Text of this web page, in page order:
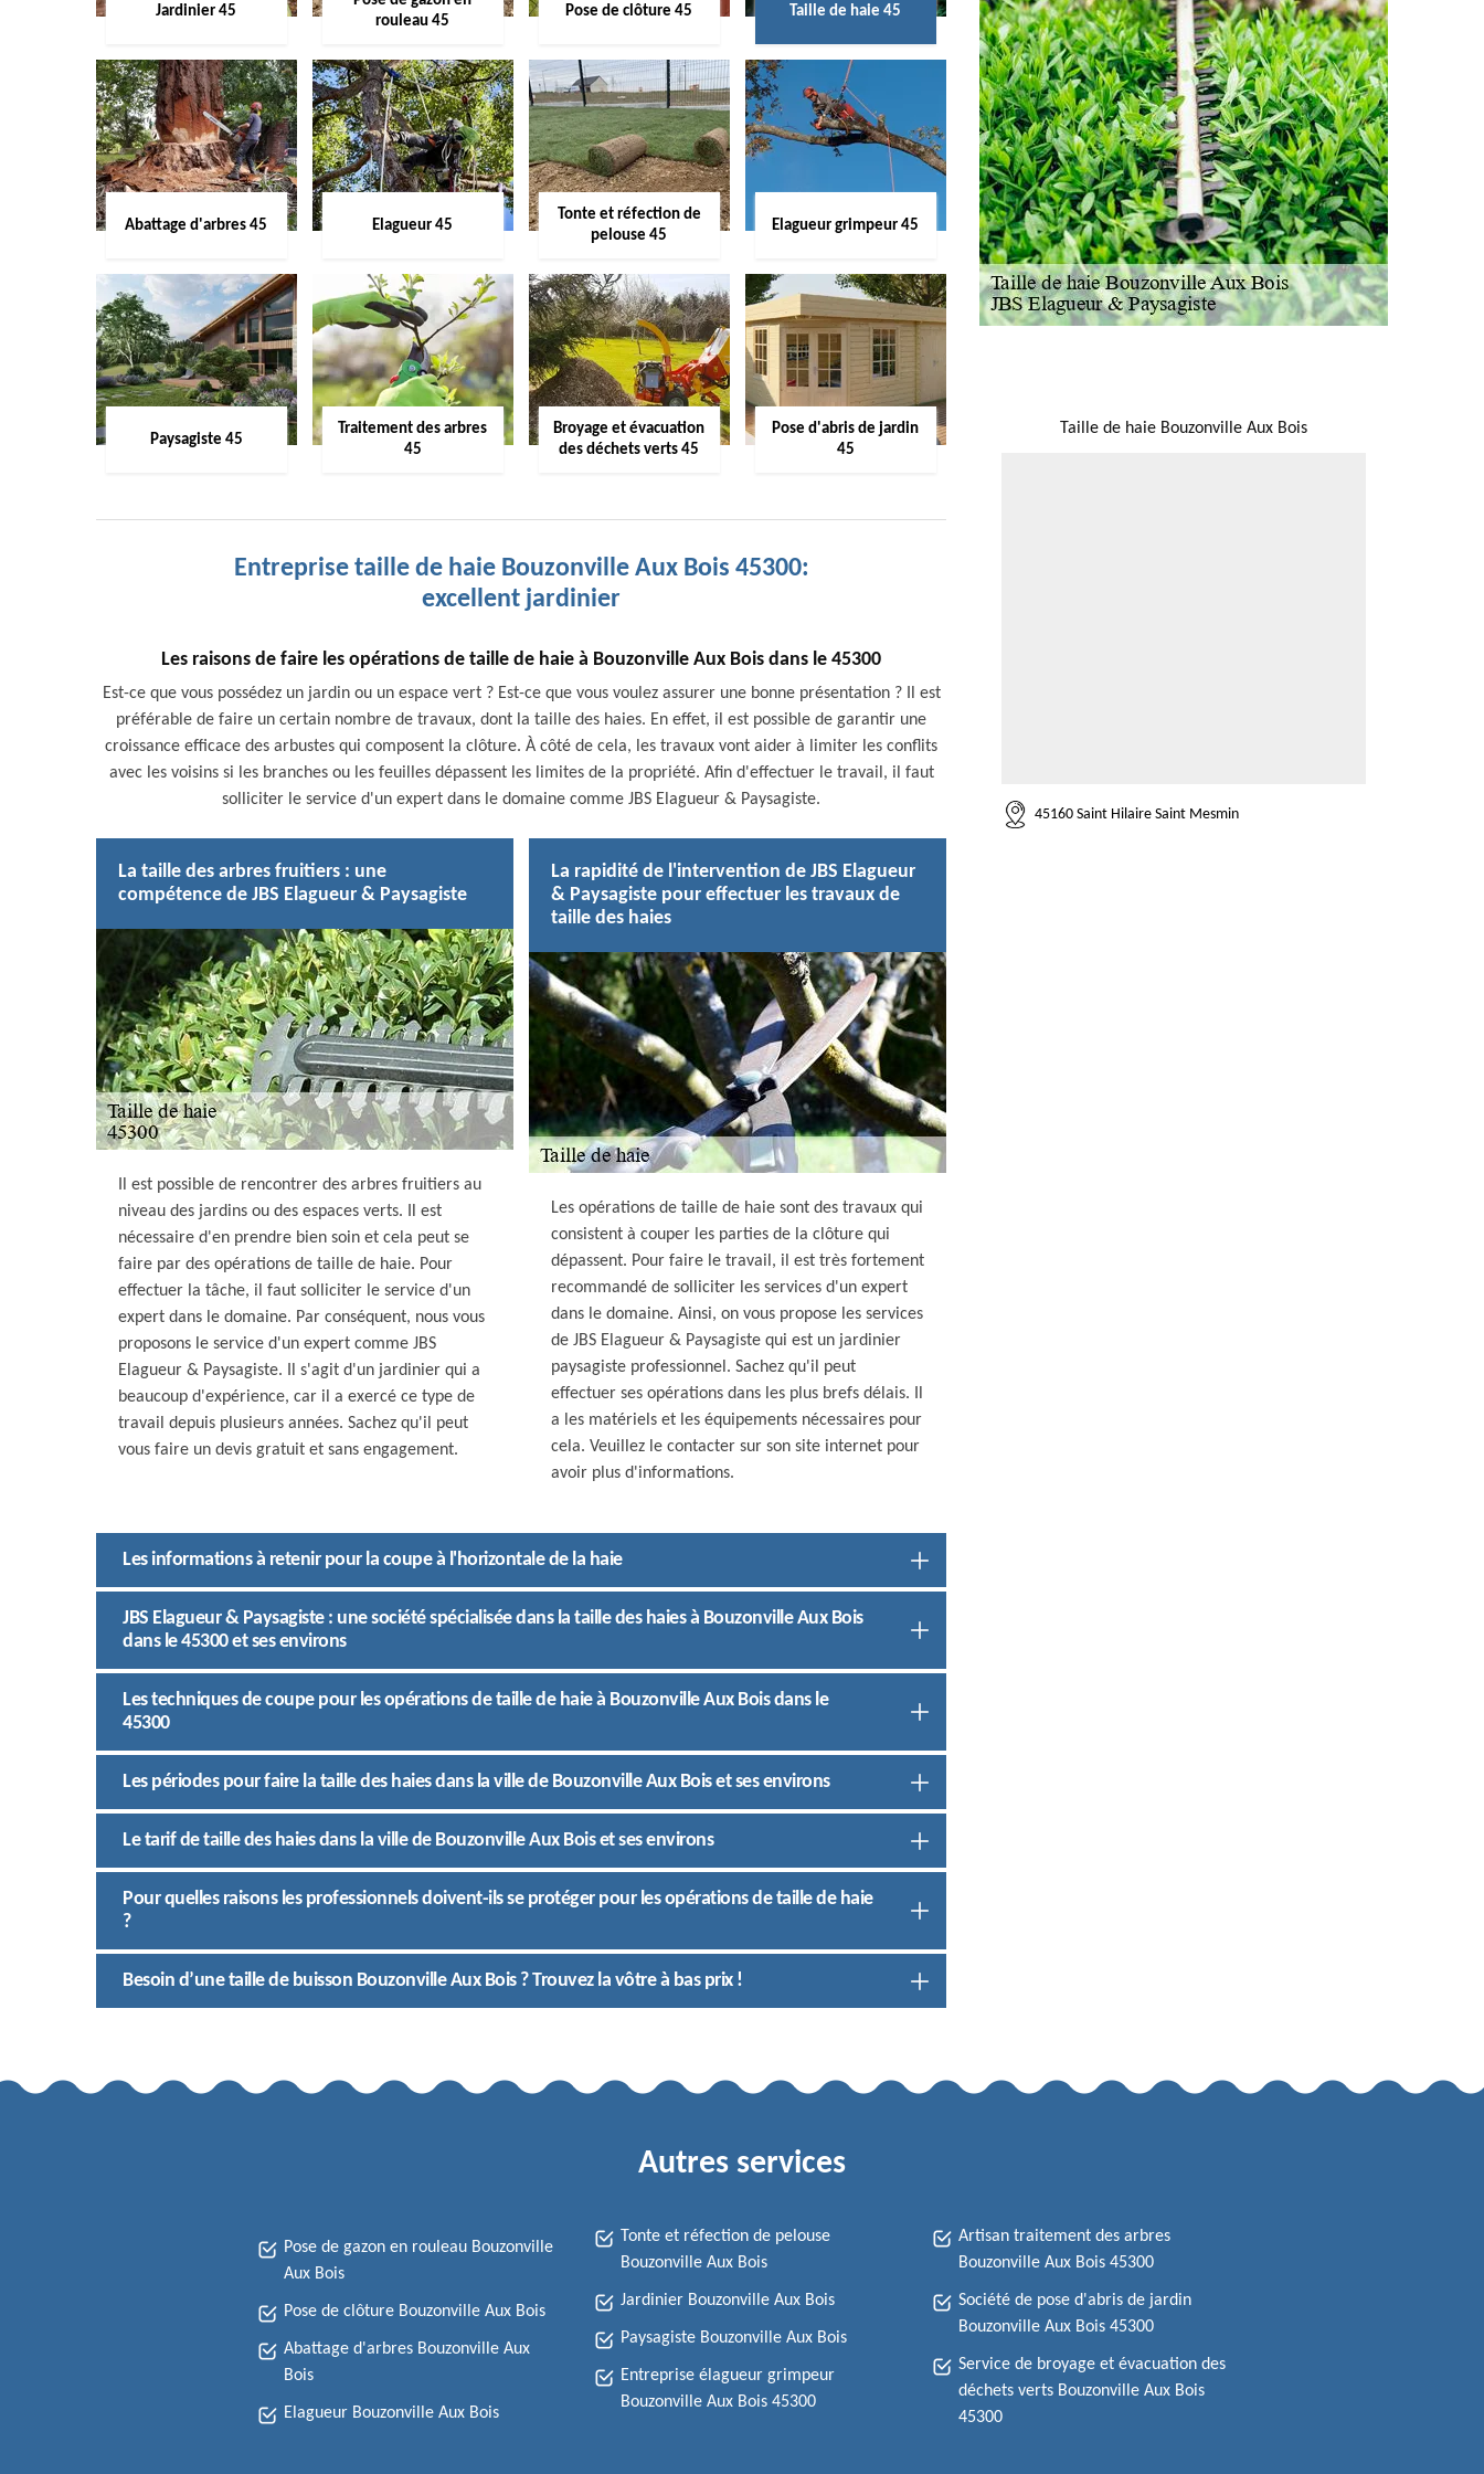
Jardinier 45
rouleau 45
Pose de clôture 45 Taille de haie 45
Abattage d'arbres 45 Elagueur 45
Tonte et réfection de
pelouse 45
Elagueur grimpeur 45
Paysagiste 45
Traitement des arbres
45
Broyage et évacuation
des déchets verts 45
Pose d'abris de jardin
45
Entreprise taille de haie Bouzonville Aux Bois 45300:
excellent jardinier
Les raisons de faire les opérations de taille de haie à Bouzonville Aux Bois dans le 45300
Est-ce que vous possédez un jardin ou un espace vert ? Est-ce que vous voulez assurer une bonne présentation ? Il est
préférable de faire un certain nombre de travaux, dont la taille des haies. En effet, il est possible de garantir une
croissance efficace des arbustes qui composent la clôture. À côté de cela, les travaux vont aider à limiter les conflits
avec les voisins si les branches ou les feuilles dépassent les limites de la propriété. Afin d'effectuer le travail, il faut
solliciter le service d'un expert dans le domaine comme JBS Elagueur & Paysagiste.
La taille des arbres fruitiers : une
compétence de JBS Elagueur & Paysagiste
Il est possible de rencontrer des arbres fruitiers au
niveau des jardins ou des espaces verts. Il est
nécessaire d'en prendre bien soin et cela peut se
faire par des opérations de taille de haie. Pour
effectuer la tâche, il faut solliciter le service d'un
expert dans le domaine. Par conséquent, nous vous
proposons le service d'un expert comme JBS
Elagueur & Paysagiste. Il s'agit d'un jardinier qui a
beaucoup d'expérience, car il a exercé ce type de
travail depuis plusieurs années. Sachez qu'il peut
vous faire un devis gratuit et sans engagement.
La rapidité de l'intervention de JBS Elagueur
& Paysagiste pour effectuer les travaux de
taille des haies
Les opérations de taille de haie sont des travaux qui
consistent à couper les parties de la clôture qui
dépassent. Pour faire le travail, il est très fortement
recommandé de solliciter les services d'un expert
dans le domaine. Ainsi, on vous propose les services
de JBS Elagueur & Paysagiste qui est un jardinier
paysagiste professionnel. Sachez qu'il peut
effectuer ses opérations dans les plus brefs délais. Il
a les matériels et les équipements nécessaires pour
cela. Veuillez le contacter sur son site internet pour
avoir plus d'informations.
Les informations à retenir pour la coupe à l'horizontale de la haie
JBS Elagueur & Paysagiste : une société spécialisée dans la taille des haies à Bouzonville Aux Bois
dans le 45300 et ses environs
Les techniques de coupe pour les opérations de taille de haie à Bouzonville Aux Bois dans le
45300
Les périodes pour faire la taille des haies dans la ville de Bouzonville Aux Bois et ses environs
Le tarif de taille des haies dans la ville de Bouzonville Aux Bois et ses environs
Pour quelles raisons les professionnels doivent-ils se protéger pour les opérations de taille de haie
?
Besoin d’une taille de buisson Bouzonville Aux Bois ? Trouvez la vôtre à bas prix !
Taille de haie Bouzonville Aux Bois
45160 Saint Hilaire Saint Mesmin
Autres services
Pose de gazon en rouleau Bouzonville
Aux Bois
Pose de clôture Bouzonville Aux Bois
Abattage d'arbres Bouzonville Aux
Bois
Elagueur Bouzonville Aux Bois
Tonte et réfection de pelouse
Bouzonville Aux Bois
Jardinier Bouzonville Aux Bois
Paysagiste Bouzonville Aux Bois
Entreprise élagueur grimpeur
Bouzonville Aux Bois 45300
Artisan traitement des arbres
Bouzonville Aux Bois 45300
Société de pose d'abris de jardin
Bouzonville Aux Bois 45300
Service de broyage et évacuation des
déchets verts Bouzonville Aux Bois
45300